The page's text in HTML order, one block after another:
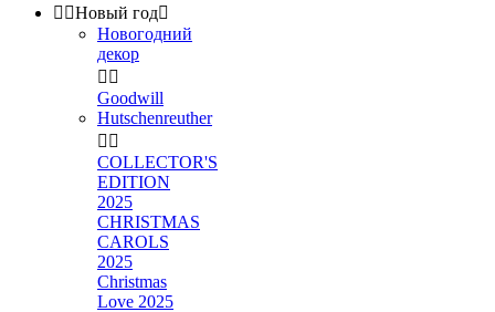
 Новый год
Новогодний
декор
 
Goodwill
Hutschenreuther
 
COLLECTOR'S
EDITION
2025
CHRISTMAS
CAROLS
2025
Christmas
Love 2025